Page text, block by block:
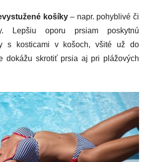
košíky– napr. pohyblivé či
Lepšiu oporu prsiam poskytnú
s kosticami v košoch, všité už do
dokážu skrotiť prsia aj pri plážových